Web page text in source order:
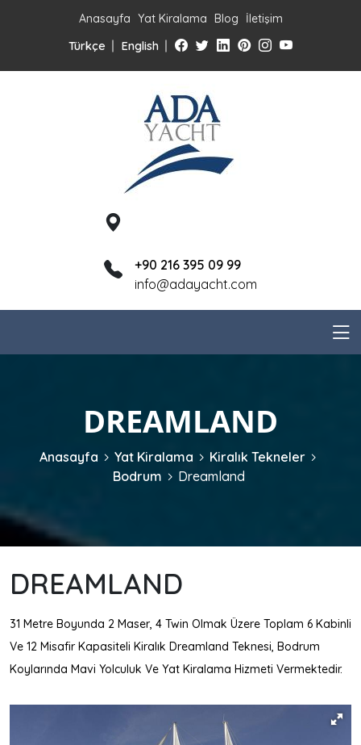
Anasayfa Yat Kiralama Blog İletişim
Türkçe English
+90 216 395 09 99
info@adayacht.com
DREAMLAND
Anasayfa Yat Kiralama
Kiralık Tekneler
Bodrum
Dreamland
DREAMLAND
31 Metre Boyunda 2 Maser, 4 Twin Olmak Üzere Toplam 6 Kabinli
Ve 12 Misafir Kapasiteli Kiralık Dreamland Teknesi, Bodrum
Koylarında Mavi Yolculuk Ve Yat Kiralama Hizmeti Vermektedir.